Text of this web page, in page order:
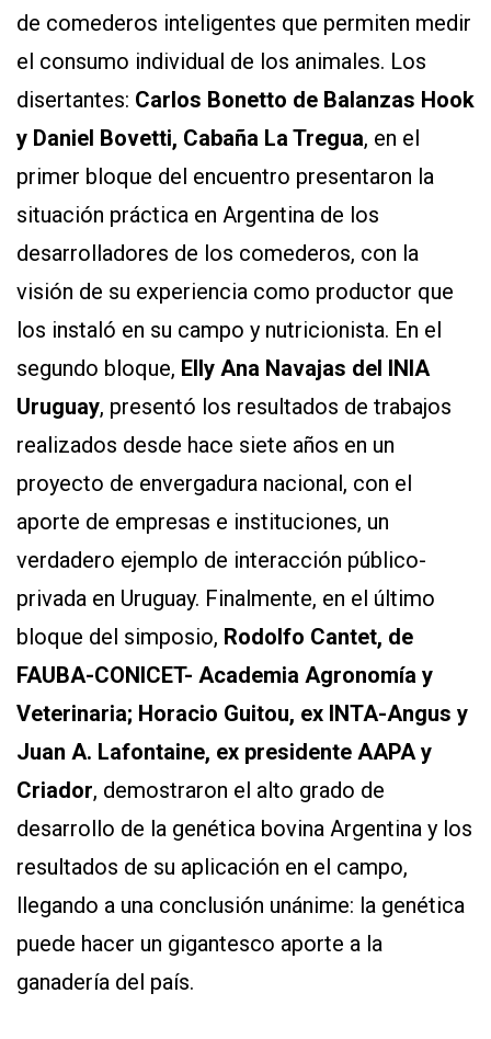
de comederos inteligentes que permiten medir
el consumo individual de los animales. Los
disertantes: Carlos Bonetto de Balanzas Hook
y Daniel Bovetti, Cabaña La Tregua, en el
primer bloque del encuentro presentaron la
situación práctica en Argentina de los
desarrolladores de los comederos, con la
visión de su experiencia como productor que
los instaló en su campo y nutricionista. En el
segundo bloque, Elly Ana Navajas del INIA
Uruguay, presentó los resultados de trabajos
realizados desde hace siete años en un
proyecto de envergadura nacional, con el
aporte de empresas e instituciones, un
verdadero ejemplo de interacción público-
privada en Uruguay. Finalmente, en el último
bloque del simposio, Rodolfo Cantet, de
FAUBA-CONICET- Academia Agronomía y
Veterinaria; Horacio Guitou, ex INTA-Angus y
Juan A. Lafontaine, ex presidente AAPA y
Criador, demostraron el alto grado de
desarrollo de la genética bovina Argentina y los
resultados de su aplicación en el campo,
llegando a una conclusión unánime: la genética
puede hacer un gigantesco aporte a la
ganadería del país.